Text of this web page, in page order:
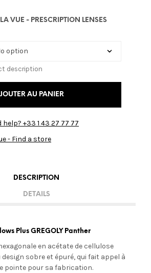
VUE - PRESCRIPTION LENSES
description
AU PANIER
help? +33 1 43 27 77 77
- Find a store
DESCRIPTION
DETAILS
Plus GREGOLY Panther
en acétate de cellulose
sobre et épuré, qui fait appel à
pointe pour sa fabrication.